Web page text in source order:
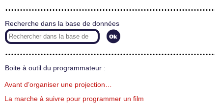
Recherche dans la base de données
Boite à outil du programmateur :
Avant d’organiser une projection…
La marche à suivre pour programmer un film